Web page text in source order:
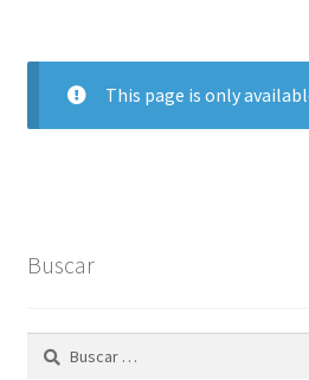
This page is only
Buscar
Buscar: